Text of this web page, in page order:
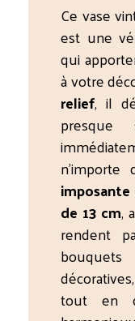
Ce vase
est une
qui
à votre
relief, il
presque
n’importe
de 13 cm,
rendent
tout en